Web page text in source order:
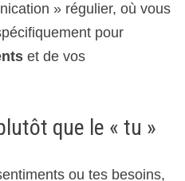
» régulier, où vous
pour
et de vos
que le « tu »
ou tes besoins,